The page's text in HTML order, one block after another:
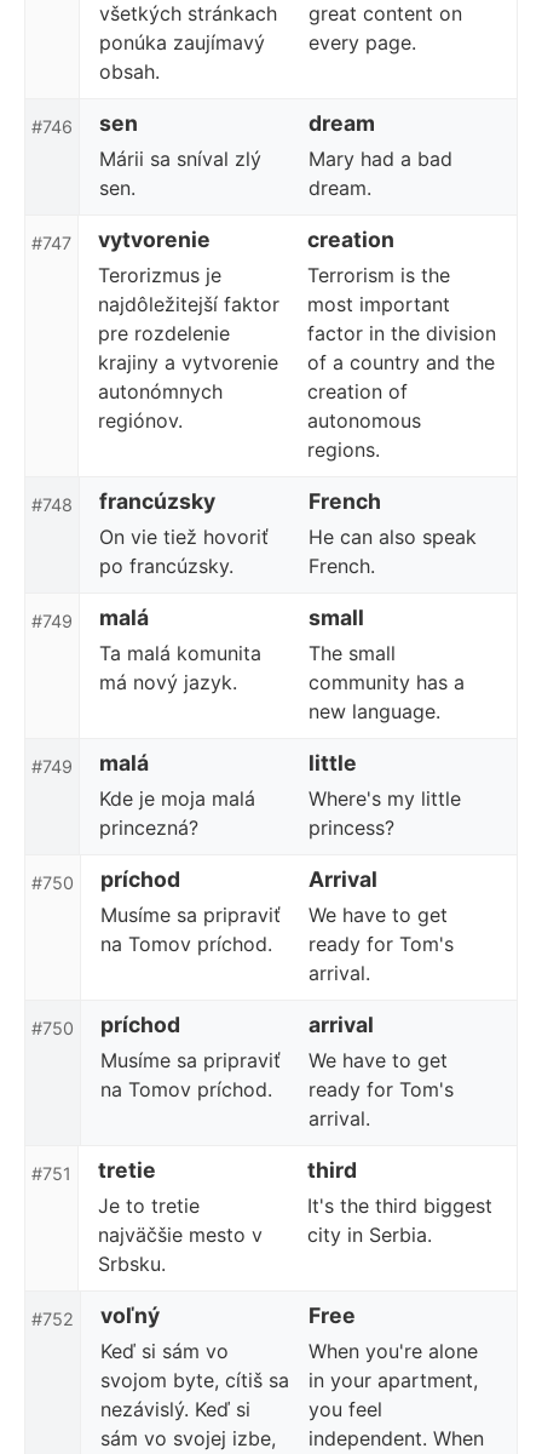
všetkých stránkach
ponúka zaujímavý
obsah.
great content on
every page.
#746 sen dream
Márii sa sníval zlý
sen.
Mary had a bad
dream.
#747 vytvorenie creation
Terorizmus je
najdôležitejší faktor
pre rozdelenie
krajiny a vytvorenie
autonómnych
regiónov.
Terrorism is the
most important
factor in the division
of a country and the
creation of
autonomous
regions.
#748 francúzsky French
On vie tiež hovoriť
po francúzsky.
He can also speak
French.
#749 malá small
Ta malá komunita
má nový jazyk.
The small
community has a
new language.
#749 malá little
Kde je moja malá
princezná?
Where's my little
princess?
#750 príchod Arrival
Musíme sa pripraviť
na Tomov príchod.
We have to get
ready for Tom's
arrival.
#750 príchod arrival
Musíme sa pripraviť
na Tomov príchod.
We have to get
ready for Tom's
arrival.
#751 tretie third
Je to tretie
najväčšie mesto v
Srbsku.
It's the third biggest
city in Serbia.
#752 voľný Free
Keď si sám vo
svojom byte, cítiš sa
nezávislý. Keď si
sám vo svojej izbe,
When you're alone
in your apartment,
you feel
independent. When